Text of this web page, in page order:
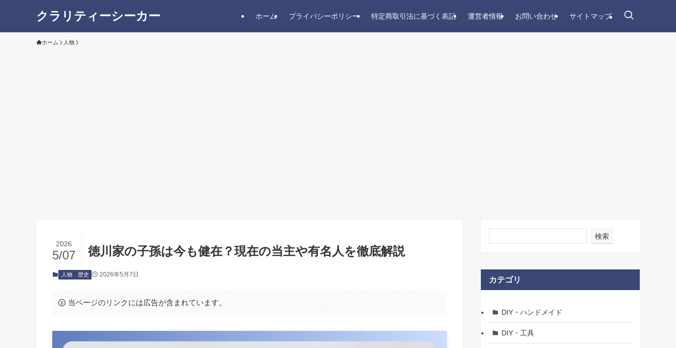
クラリティーシーカー ホーム プライバシーポリシー 特定商取引法に基づく表記 運営者情報 お問い合わせ サイトマップ
ホーム 人物
徳川家の子孫は今も健在？現在の当主や有名人を徹底解説
2026
5/07
人物 歴史 2026年5月7日
当ページのリンクには広告が含まれています。
検索
カテゴリ
DIY・ハンドメイド
DIY・工具